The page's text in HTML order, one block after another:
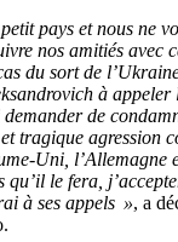
pays et nous ne
nos amitiés avec
du sort de
à appeler
de
tragique agression
Uni, l’Allemagne
qu’il le fera,
à ses appels », a